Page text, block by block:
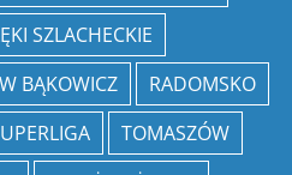
SZLACHECKIE
BĄKOWICZ
RADOMSKO
TOMASZÓW